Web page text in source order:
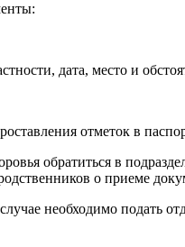
дата, место и
отметок в
обратиться в
о приеме
необходимо подать